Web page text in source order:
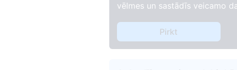
vēlmes un sastādīs veicamo
Pirkt